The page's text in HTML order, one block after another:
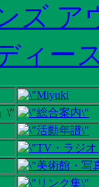
ズ ア
ィー